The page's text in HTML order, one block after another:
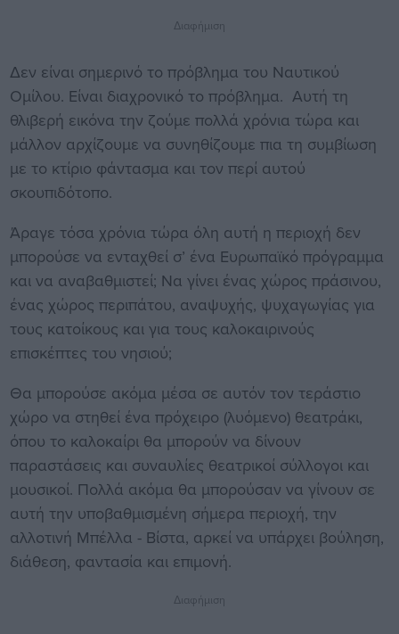
Διαφήμιση
Δεν είναι σημερινό το πρόβλημα του Ναυτικού
Ομίλου. Είναι διαχρονικό το πρόβλημα. Αυτή τη
θλιβερή εικόνα την ζούμε πολλά χρόνια τώρα και
μάλλον αρχίζουμε να συνηθίζουμε πια τη συμβίωση
με το κτίριο φάντασμα και τον περί αυτού
σκουπιδότοπο.
Άραγε τόσα χρόνια τώρα όλη αυτή η περιοχή δεν
μπορούσε να ενταχθεί σ’ ένα Ευρωπαϊκό πρόγραμμα
και να αναβαθμιστεί; Να γίνει ένας χώρος πράσινου,
ένας χώρος περιπάτου, αναψυχής, ψυχαγωγίας για
τους κατοίκους και για τους καλοκαιρινούς
επισκέπτες του νησιού;
Θα μπορούσε ακόμα μέσα σε αυτόν τον τεράστιο
χώρο να στηθεί ένα πρόχειρο (λυόμενο) θεατράκι,
όπου το καλοκαίρι θα μπορούν να δίνουν
παραστάσεις και συναυλίες θεατρικοί σύλλογοι και
μουσικοί. Πολλά ακόμα θα μπορούσαν να γίνουν σε
αυτή την υποβαθμισμένη σήμερα περιοχή, την
αλλοτινή Μπέλλα - Βίστα, αρκεί να υπάρχει βούληση,
διάθεση, φαντασία και επιμονή.
Διαφήμιση